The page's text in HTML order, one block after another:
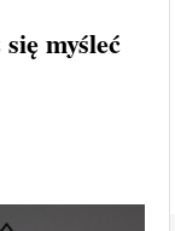
myśleć